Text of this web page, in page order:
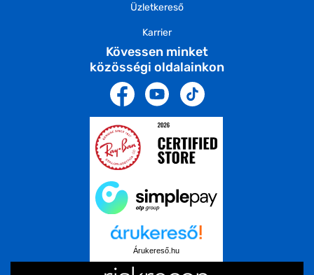
Üzletkereső
Karrier
Kövessen minket
közösségi oldalainkon
Árukereső.hu